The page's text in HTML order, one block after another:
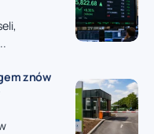
znów